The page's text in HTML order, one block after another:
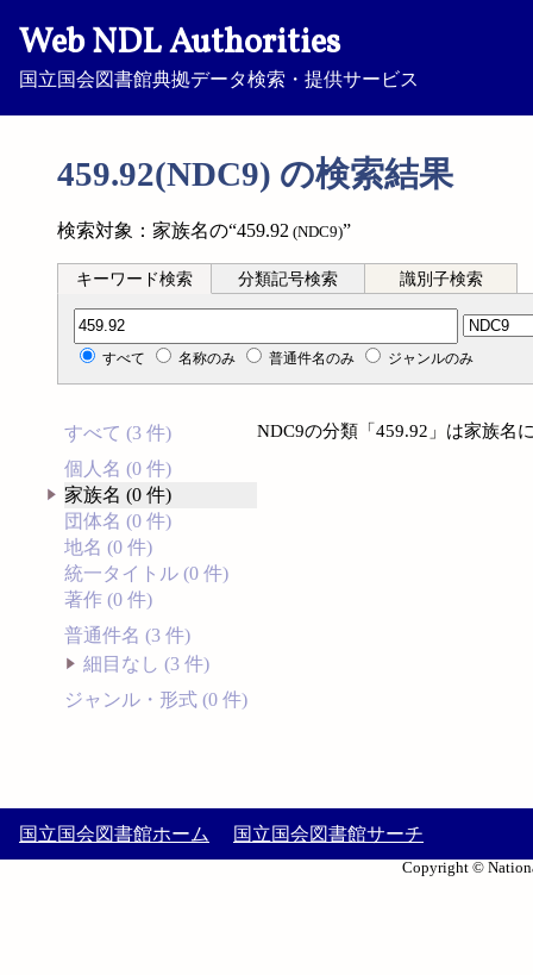
Web NDL Authorities
国立国会図書館典拠データ検索・提供サービス
459.92(NDC9) の検索結果
検索対象：家族名の“459.92 (NDC9)”
キーワード検索 分類記号検索 識別子検索
分類記号検索
すべて 名称のみ 普通件名のみ ジャンルのみ
すべて (3 件)
個人名 (0 件)
家族名 (0 件)
団体名 (0 件)
地名 (0 件)
統一タイトル (0 件)
著作 (0 件)
普通件名 (3 件)
細目なし (3 件)
ジャンル・形式 (0 件)
NDC9の分類「459.92」は家族名
国立国会図書館ホーム 国立国会図書館サーチ
Copyright ©